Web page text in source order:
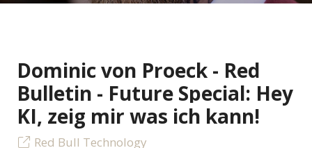
Dominic von Proeck - Red
Bulletin - Future Special: Hey
KI, zeig mir was ich kann!
Red Bull Technology